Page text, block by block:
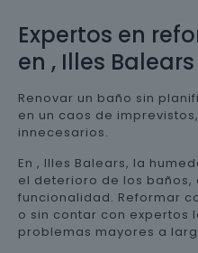
Expertos en
en , Illes Balears
Renovar un baño sin
en un caos de
innecesarios.
En , Illes Balears, la
el deterioro de los
funcionalidad. Reformar
o sin contar con expertos
problemas mayores a